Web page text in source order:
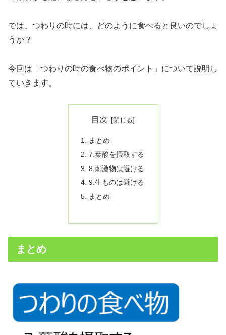
では、つわりの時には、どのように食べると良いのでしょ
うか？
今回は「つわりの時の食べ物のポイント」について説明し
ていきます。
目次
まとめ
7.葉酸を摂取する
8.刺激物は避ける
9.生ものは避ける
まとめ
まとめ